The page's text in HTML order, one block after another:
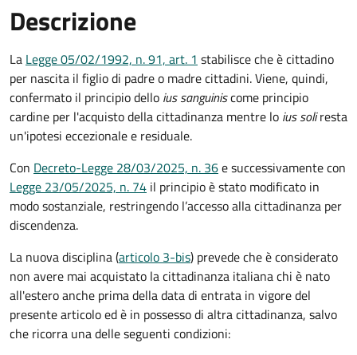
Descrizione
La Legge 05/02/1992, n. 91, art. 1 stabilisce che è cittadino
per nascita il figlio di padre o madre cittadini. Viene, quindi,
confermato il principio dello ius sanguiniscome principio
cardine per l'acquisto della cittadinanza mentre lo ius soliresta
un'ipotesi eccezionale e residuale.
Con Decreto-Legge 28/03/2025, n. 36e successivamente con
Legge 23/05/2025, n. 74 il principio è stato modificato in
modo sostanziale, restringendo l’accesso alla cittadinanza per
discendenza.
La nuova disciplina (articolo 3-bis) prevede cheèconsiderato
non avere mai acquistato la cittadinanza italiana chi è nato
all'estero anche prima della data di entrata in vigore del
presente articolo ed è in possesso di altra cittadinanza, salvo
che ricorra una delle seguenti condizioni: